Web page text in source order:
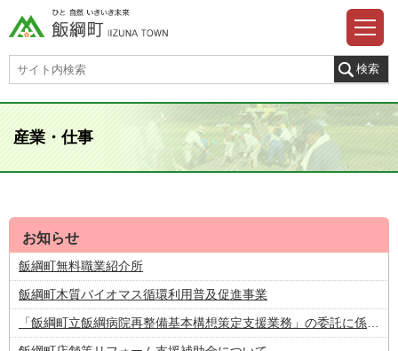
産業・仕事
お知らせ
飯綱町無料職業紹介所
飯綱町木質バイオマス循環利用普及促進事業
「飯綱町立飯綱病院再整備基本構想策定支援業務」の委託に係る公募型プロポーザルの実施